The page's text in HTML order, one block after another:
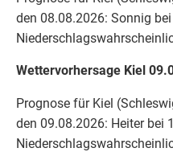
den 08.08.2026: Sonnig bei
Wettervorhersage Kiel
Prognose für Kiel
den 09.08.2026: Heiter bei